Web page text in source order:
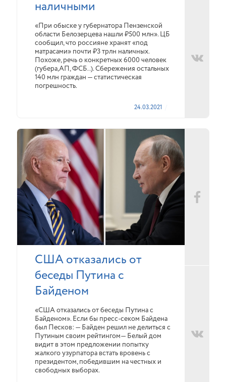
наличными
«При обыске у губернатора Пензенской
области Белозерцева нашли ₽500 млн». ЦБ
сообщил, что россияне хранят «под
матрасами» почти ₽3 трлн наличных.
Похоже, речь о конкретных 6000 человек
(губера,АП, ФСБ..). Сбережения остальных
140 млн граждан — статистическая
погрешность.
24.03.2021
США отказались от
беседы Путина с
Байденом
«США отказались от беседы Путина с
Байденом». Если бы пресс-секом Байдена
был Песков: — Байден решил не делиться с
Путиным своим рейтингом— Белый дом
видит в этом предложении попытку
жалкого узурпатора встать вровень с
президентом, победившим на честных и
свободных выборах.